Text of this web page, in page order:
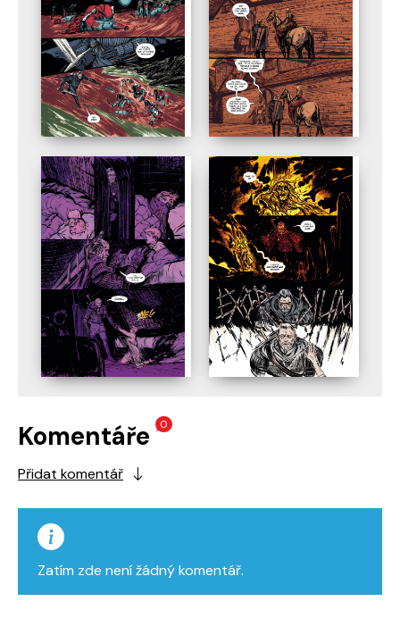
Komentáře 0
Přidat komentář
Zatím zde není žádný komentář.